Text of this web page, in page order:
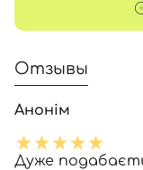
Отзывы
Анонім
Дуже